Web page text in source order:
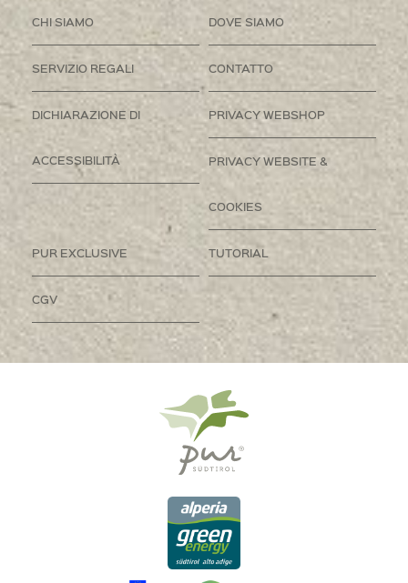
CHI SIAMO DOVE SIAMO
SERVIZIO REGALI CONTATTO
DICHIARAZIONE DI
ACCESSIBILITÀ
PRIVACY WEBSHOP
PRIVACY WEBSITE &
COOKIES
PUR EXCLUSIVE TUTORIAL
CGV